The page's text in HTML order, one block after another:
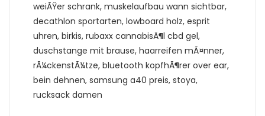
weiÃŸer schrank, muskelaufbau wann sichtbar,
decathlon sportarten, lowboard holz, esprit
uhren, birkis, rubaxx cannabisÃ¶l cbd gel,
duschstange mit brause, haarreifen mÃ¤nner,
rÃ¼ckenstÃ¼tze, bluetooth kopfhÃ¶rer over ear,
bein dehnen, samsung a40 preis, stoya,
rucksack damen